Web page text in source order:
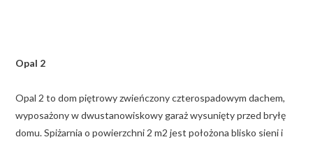
Opal 2
Opal 2 to dom piętrowy zwieńczony czterospadowym dachem,
wyposażony w dwustanowiskowy garaż wysunięty przed bryłę
domu. Spiżarnia o powierzchni 2 m2 jest położona blisko sieni i